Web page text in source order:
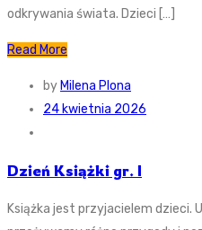
odkrywania świata. Dzieci […]
Read More
by Milena Plona
24 kwietnia 2026
Dzień Książki gr. I
Książka jest przyjacielem dzieci.